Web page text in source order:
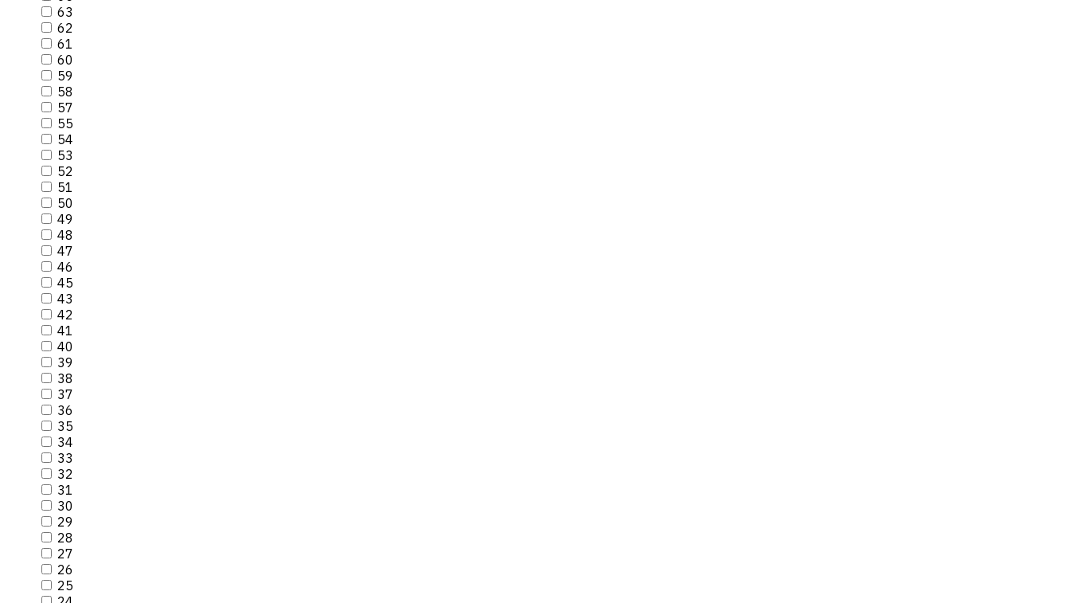
63
62
61
60
59
58
57
55
54
53
52
51
50
49
48
47
46
45
43
42
41
40
39
38
37
36
35
34
33
32
31
30
29
28
27
26
25